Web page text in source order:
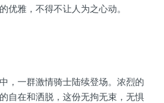
优雅，不得不让人为之心动。
，一群激情骑士陆续登场。浓烈的
自在和洒脱，这份无拘无束，无惧